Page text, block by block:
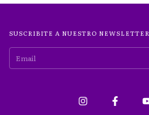
SUSCRIBITE A NUESTRO NEWSLETTER